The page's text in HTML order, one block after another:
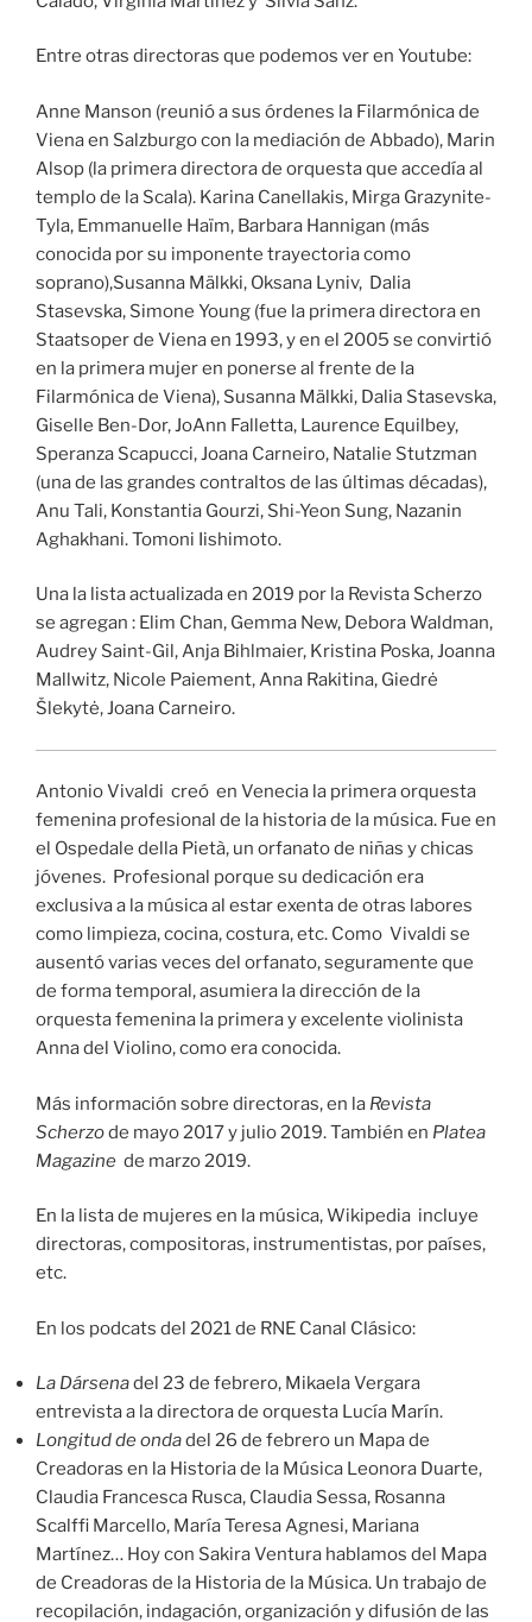
Entre otras directoras que podemos ver en Youtube:
Anne Manson (reunió a sus órdenes la Filarmónica de
Viena en Salzburgo con la mediación de Abbado), Marin
Alsop (la primera directora de orquesta que accedía al
templo de la Scala). Karina Canellakis, Mirga Grazynite-
Tyla, Emmanuelle Haïm, Barbara Hannigan (más
conocida por su imponente trayectoria como
soprano),Susanna Mälkki, Oksana Lyniv, Dalia
Stasevska, Simone Young (fue la primera directora en
Staatsoper de Viena en 1993, y en el 2005 se convirtió
en la primera mujer en ponerse al frente de la
Filarmónica de Viena), Susanna Mälkki, Dalia Stasevska,
Giselle Ben-Dor, JoAnn Falletta, Laurence Equilbey,
Speranza Scapucci, Joana Carneiro, Natalie Stutzman
(una de las grandes contraltos de las últimas décadas),
Anu Tali, Konstantia Gourzi, Shi-Yeon Sung, Nazanin
Aghakhani. Tomoni Iishimoto.
Una la lista actualizada en 2019 por la Revista Scherzo
se agregan : Elim Chan, Gemma New, Debora Waldman,
Audrey Saint-Gil, Anja Bihlmaier, Kristina Poska, Joanna
Mallwitz, Nicole Paiement, Anna Rakitina, Giedrė
Šlekytė, Joana Carneiro.
Antonio Vivaldi creó en Venecia la primera orquesta
femenina profesional de la historia de la música. Fue en
el Ospedale della Pietà, un orfanato de niñas y chicas
jóvenes. Profesional porque su dedicación era
exclusiva a la música al estar exenta de otras labores
como limpieza, cocina, costura, etc. Como Vivaldi se
ausentó varias veces del orfanato, seguramente que
de forma temporal, asumiera la dirección de la
orquesta femenina la primera y excelente violinista
Anna del Violino, como era conocida.
Más información sobre directoras, en la Revista
Scherzode mayo 2017 y julio 2019. También en Platea
Magazine de marzo 2019.
En la lista de mujeres en la música, Wikipedia incluye
directoras, compositoras, instrumentistas, por países,
etc.
En los podcats del 2021 de RNE Canal Clásico:
La Dársenadel 23 de febrero, Mikaela Vergara
entrevista a la directora de orquesta Lucía Marín.
Longitud de ondadel 26 de febrero un Mapa de
Creadoras en la Historia de la Música Leonora Duarte,
Claudia Francesca Rusca, Claudia Sessa, Rosanna
Scalffi Marcello, María Teresa Agnesi, Mariana
Martínez… Hoy con Sakira Ventura hablamos del Mapa
de Creadoras de la Historia de la Música. Un trabajo de
recopilación, indagación, organización y difusión de las